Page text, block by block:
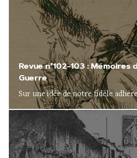
Revue n°102-103 : Mémoires
Guerre
Sur une idée de notre fidèle